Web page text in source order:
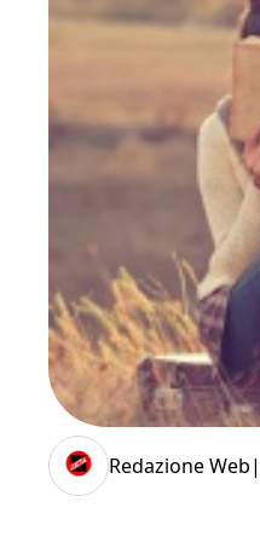
Redazione Web|